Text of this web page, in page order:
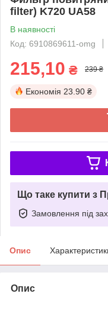
filter) K720 UA58
В наявності
Код: 6910869611-omg
215,10 ₴ 239 ₴
Економія 23.90 ₴
Що таке купити з
Замовлення під
Опис
Опис